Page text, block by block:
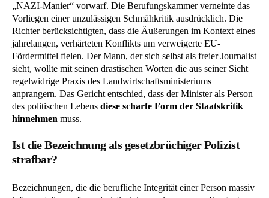
„NAZI-Manier“ vorwarf. Die Berufungskammer verneinte das
Vorliegen einer unzulässigen Schmähkritik ausdrücklich. Die
Richter berücksichtigten, dass die Äußerungen im Kontext eines
jahrelangen, verhärteten Konflikts um verweigerte EU-
Fördermittel fielen. Der Mann, der sich selbst als freier Journalist
sieht, wollte mit seinen drastischen Worten die aus seiner Sicht
regelwidrige Praxis des Landwirtschaftsministeriums
anprangern. Das Gericht entschied, dass der Minister als Person
des politischen Lebens diese scharfe Form der Staatskritik
hinnehmen muss.
Ist die Bezeichnung als gesetzbrüchiger Polizist
strafbar?
Bezeichnungen, die die berufliche Integrität einer Person massiv